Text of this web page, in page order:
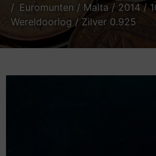
Euromunten / Malta / 2014 /
Wereldoorlog / Zilver 0.925